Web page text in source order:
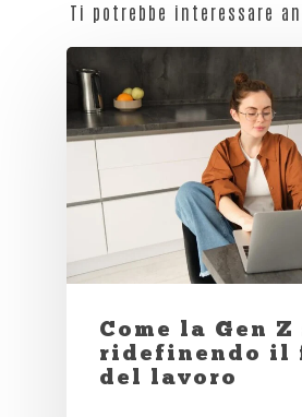
Ti potrebbe interessare
Come la Gen Z
ridefinendo il
del lavoro